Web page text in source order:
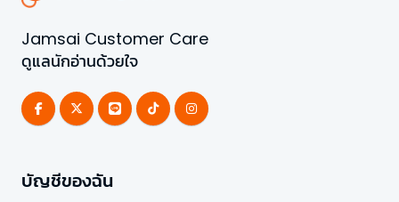
Jamsai Customer Care
ดูแลนักอ่านด้วยใจ
บัญชีของฉัน